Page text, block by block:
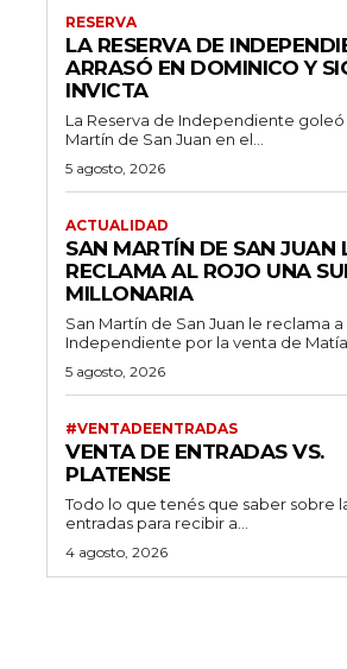
RESERVA
LA RESERVA DE
ARRASÓ EN DOMINICO Y
INVICTA
La Reserva de Independiente goleó
Martín de San Juan en el...
5 agosto, 2026
ACTUALIDAD
SAN MARTÍN DE SAN JUAN
RECLAMA AL ROJO UNA
MILLONARIA
San Martín de San Juan le reclama a
Independiente por la venta de
5 agosto, 2026
#VENTADEENTRADAS
VENTA DE ENTRADAS VS.
PLATENSE
Todo lo que tenés que saber sobre
entradas para recibir a...
4 agosto, 2026